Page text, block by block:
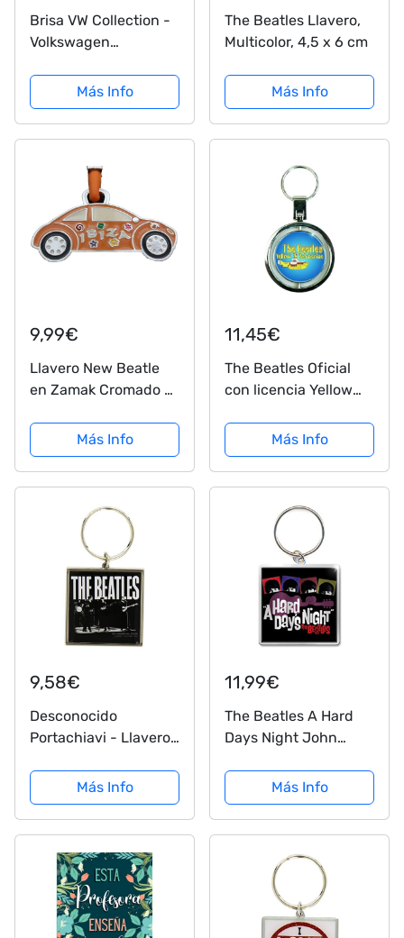
Brisa VW Collection -
Volkswagen
Beetle Llavero
Vintage en una Caja
de Regalo, Anillo de
Accesorios del Coche
como Idea de...
Más Info
The Beatles Llavero,
Multicolor, 4,5 x 6 cm
Más Info
9,99€
Llavero New Beatle
en Zamak Cromado y
Más Info
11,45€
The Beatles Oficial
con licencia Yellow
Metal Spinning
Keyring
Más Info
9,58€
Desconocido
Portachiavi - Llavero
los BeatlesMás Info
11,99€
The Beatles A Hard
Days Night John
licenciaMás Info